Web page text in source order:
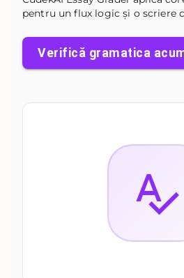
pentru un flux logic și o scriere
Verifică gramatica